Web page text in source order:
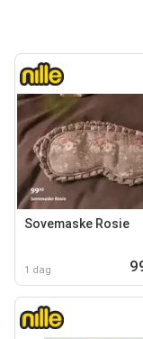
Sovemaske Rosie
1 dag